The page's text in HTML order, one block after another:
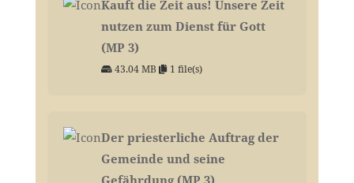
Kauft die Zeit aus! Unsere Zeit
nutzen zum Dienst für Gott
(MP 3)
43.04 MB 1 file(s)
Der priesterliche Auftrag der
Gemeinde und seine
Gefährdung (MP 3)